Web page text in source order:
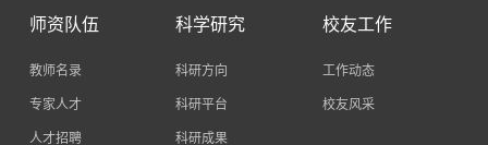
师资队伍
教师名录
专家人才
人才招聘
科学研究
科研方向
科研平台
科研成果
校友工作
工作动态
校友风采